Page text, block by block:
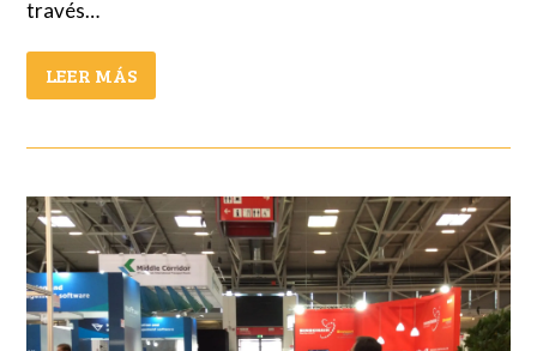
través…
LEER MÁS